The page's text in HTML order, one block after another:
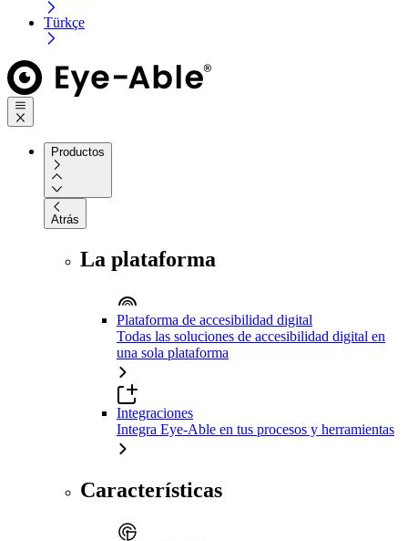
Türkçe
Productos
Atrás
La plataforma
Plataforma de accesibilidad digital
Todas las soluciones de accesibilidad digital en
una sola plataforma
Integraciones
Integra Eye-Able en tus procesos y herramientas
Características